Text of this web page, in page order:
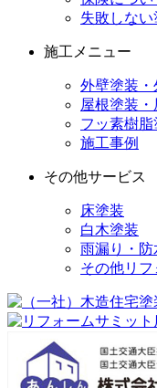
失敗しな
施工メニュー
外壁塗装・
屋根塗装
フッ素樹脂
施工事例
その他サービス
床塗装
白木塗装
雨漏り・防
その他リフ